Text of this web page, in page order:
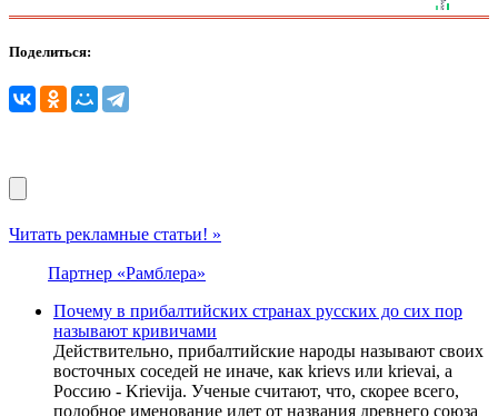
Поделиться:
Читать рекламные статьи! »
Партнер «Рамблера»
Почему в прибалтийских странах русских до сих пор
называют кривичами
Действительно, прибалтийские народы называют своих
восточных соседей не иначе, как krievs или krievai, а
Россию - Krievija. Ученые считают, что, скорее всего,
подобное именование идет от названия древнего союза